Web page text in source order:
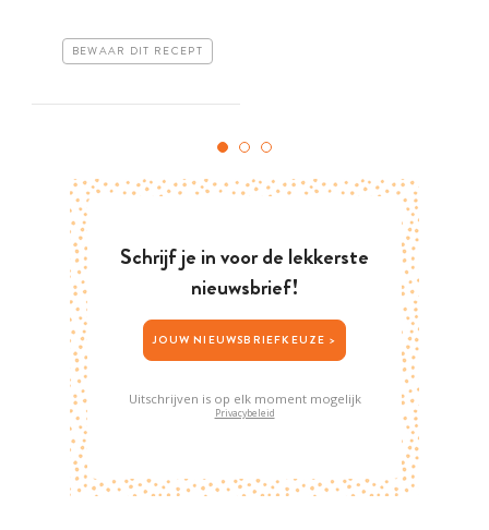
BEWAAR DIT RECEPT
Schrijf je in voor de lekkerste
nieuwsbrief!
JOUW NIEUWSBRIEFKEUZE >
Uitschrijven is op elk moment mogelijk
Privacybeleid